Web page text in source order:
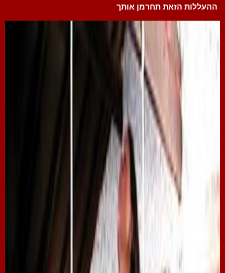
ההעללות הזאת תחרמן אותך